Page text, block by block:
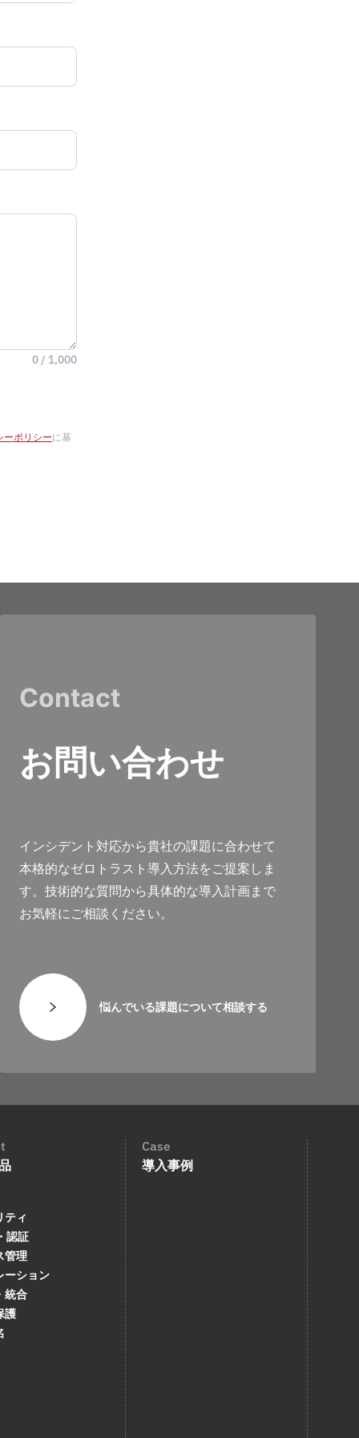
0 / 1,000
ーポリシーに基
Contact
お問い合わせ
インシデント対応から貴社の課題に合わせて
本格的なゼロトラスト導入方法をご提案しま
す。技術的な質問から具体的な導入計画まで
お気軽にご相談ください。
悩んでいる課題について相談する
ティ
認証
管理
ーション
統合
護
Case
導入事例